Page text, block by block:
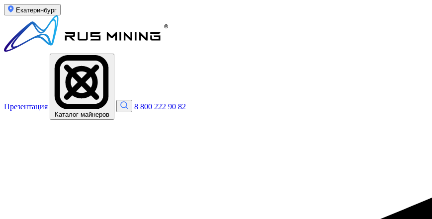
Екатеринбург
Презентация
Каталог майнеров
8 800 222 90 82